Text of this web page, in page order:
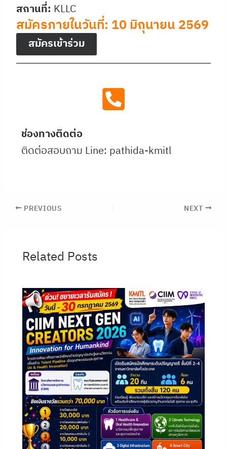
สถานที่: KLLC
สมัครภายในวันที่: 10 มิถุนายน 2569
สมัครเข้าร่วม
ช่องทางติดต่อ
ติดต่อสอบถาม Line: pathida-kmitl
PREVIOUS NEXT
Related Posts